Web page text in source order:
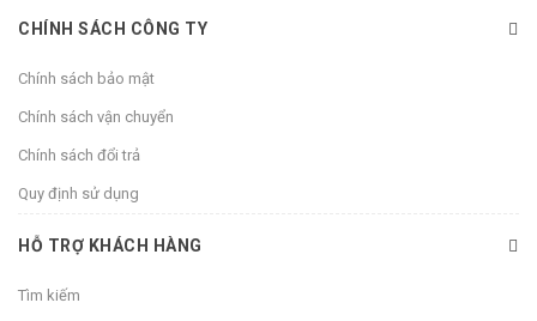
CHÍNH SÁCH CÔNG TY
Chính sách bảo mật
Chính sách vận chuyển
Chính sách đổi trả
Quy định sử dụng
HỖ TRỢ KHÁCH HÀNG
Tìm kiếm